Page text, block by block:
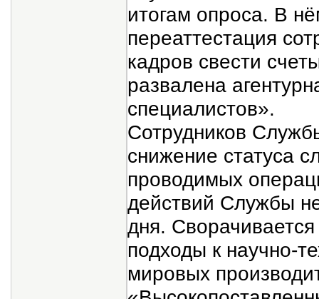
итогам опроса. В
переаттестация
кадров свести
развалена
специалистов».
Сотрудников
снижение статуса
проводимых
действий Службы
дня.
подходы к научно-
мировых